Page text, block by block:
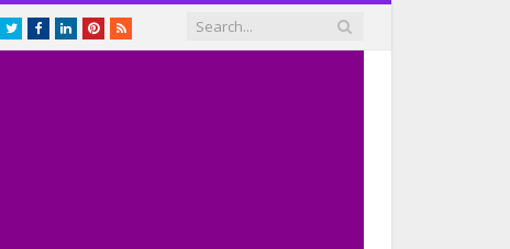
TwitterFacebookLinkedInPinterest
RSS